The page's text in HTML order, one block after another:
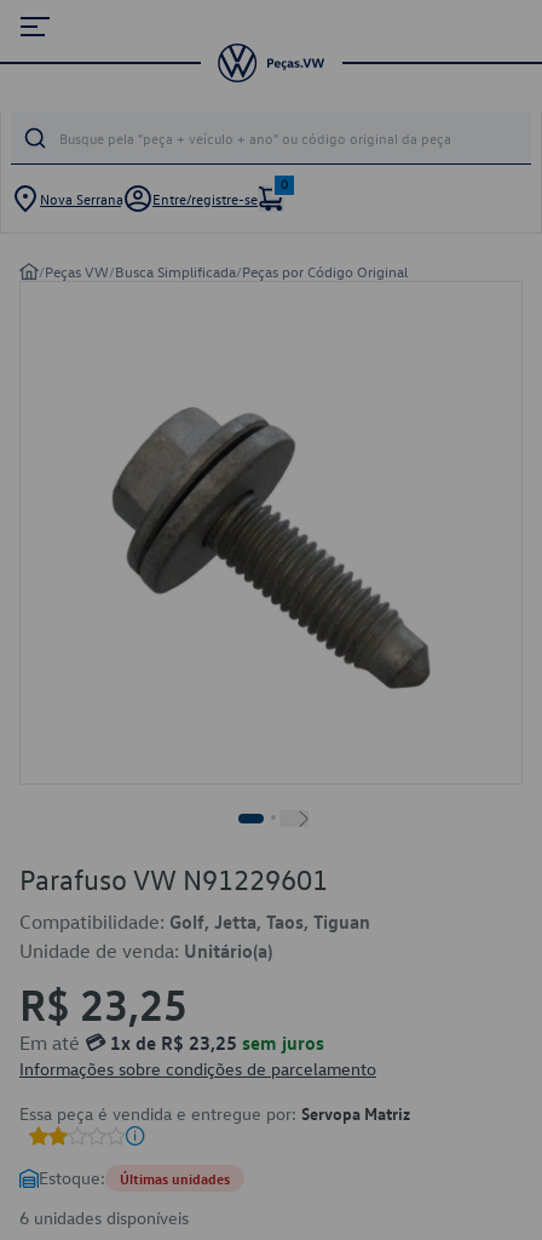
Nova Serrana Entre/registre-se
0
/Peças VW/Busca Simplificada/Peças por Código Original
Parafuso VW N91229601
Compatibilidade: Golf, Jetta, Taos, Tiguan
Unidade de venda: Unitário(a)
R$ 23,25
Em até 💳 1x de R$ 23,25 sem juros
Informações sobre condições de parcelamento
Essa peça é vendida e entregue por: Servopa Matriz
Estoque: Últimas unidades
6 unidades disponíveis